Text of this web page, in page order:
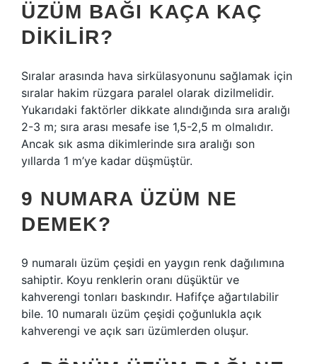
ÜZÜM BAĞI KAÇA KAÇ
DIKILIR?
Sıralar arasında hava sirkülasyonunu sağlamak için
sıralar hakim rüzgara paralel olarak dizilmelidir.
Yukarıdaki faktörler dikkate alındığında sıra aralığı
2-3 m; sıra arası mesafe ise 1,5-2,5 m olmalıdır.
Ancak sık asma dikimlerinde sıra aralığı son
yıllarda 1 m’ye kadar düşmüştür.
9 NUMARA ÜZÜM NE
DEMEK?
9 numaralı üzüm çeşidi en yaygın renk dağılımına
sahiptir. Koyu renklerin oranı düşüktür ve
kahverengi tonları baskındır. Hafifçe ağartılabilir
bile. 10 numaralı üzüm çeşidi çoğunlukla açık
kahverengi ve açık sarı üzümlerden oluşur.